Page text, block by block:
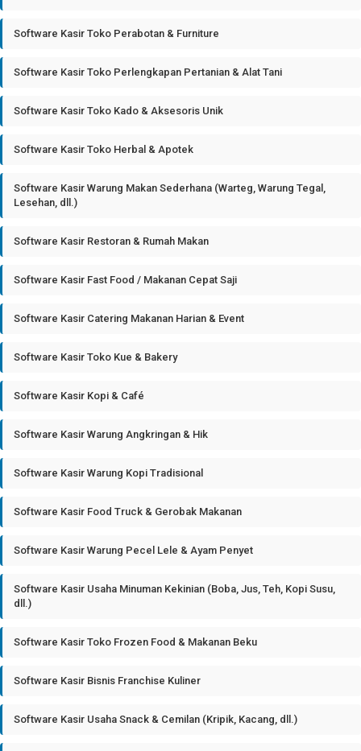
Software Kasir Toko Perabotan & Furniture
Software Kasir Toko Perlengkapan Pertanian & Alat Tani
Software Kasir Toko Kado & Aksesoris Unik
Software Kasir Toko Herbal & Apotek
Software Kasir Warung Makan Sederhana (Warteg, Warung Tegal,
Lesehan, dll.)
Software Kasir Restoran & Rumah Makan
Software Kasir Fast Food / Makanan Cepat Saji
Software Kasir Catering Makanan Harian & Event
Software Kasir Toko Kue & Bakery
Software Kasir Kopi & Café
Software Kasir Warung Angkringan & Hik
Software Kasir Warung Kopi Tradisional
Software Kasir Food Truck & Gerobak Makanan
Software Kasir Warung Pecel Lele & Ayam Penyet
Software Kasir Usaha Minuman Kekinian (Boba, Jus, Teh, Kopi Susu,
dll.)
Software Kasir Toko Frozen Food & Makanan Beku
Software Kasir Bisnis Franchise Kuliner
Software Kasir Usaha Snack & Cemilan (Kripik, Kacang, dll.)